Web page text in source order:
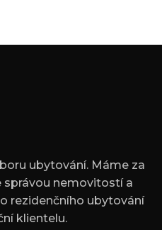
ubytování. Máme za
správou nemovitostí a
rezidenčního ubytování
klientelu.